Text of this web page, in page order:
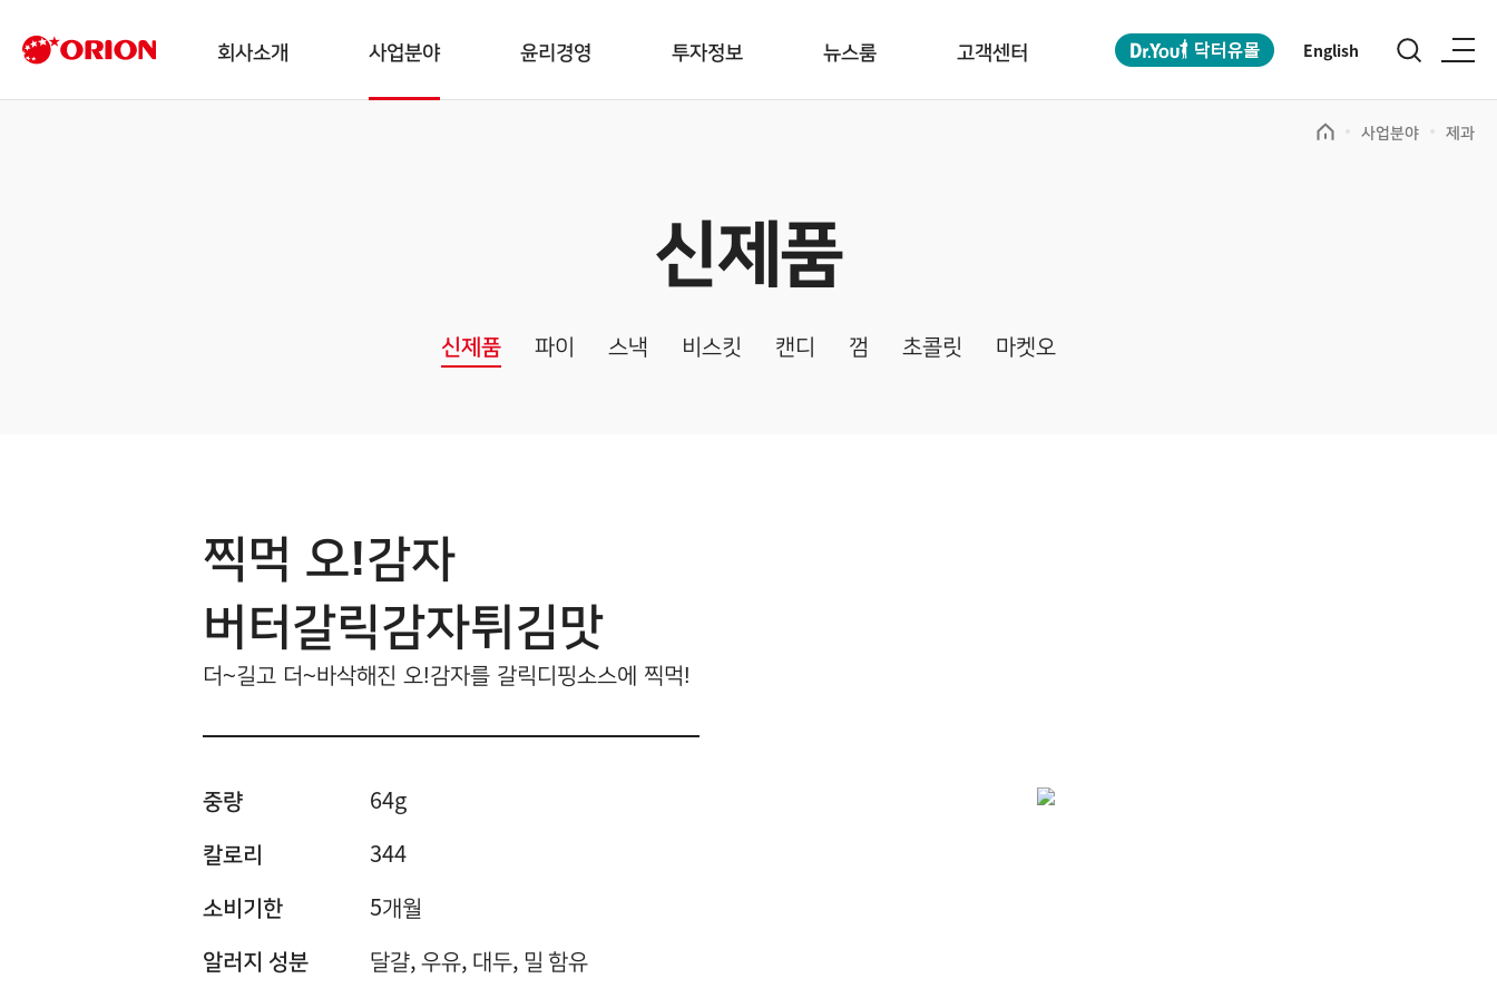
회사소개 사업분야 윤리경영 투자정보 뉴스룸 고객센터 English
사업분야 제과
신제품
신제품 파이 스낵 비스킷 캔디 껌 초콜릿 마켓오
찍먹 오!감자
버터갈릭감자튀김맛
더~길고 더~바삭해진 오!감자를 갈릭디핑소스에 찍먹!
중량
64g
칼로리
344
소비기한
5개월
알러지 성분
달걀, 우유, 대두, 밀 함유